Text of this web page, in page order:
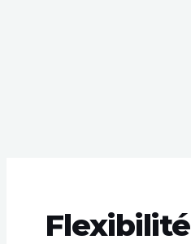
Flexibilité